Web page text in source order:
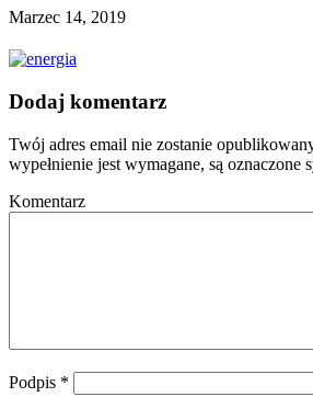
Marzec 14, 2019
Dodaj komentarz
Twój adres email nie zostanie
wypełnienie jest wymagane, są oznaczone
Komentarz
Podpis *